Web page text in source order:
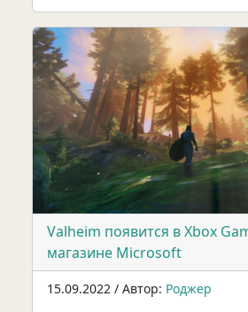
Valheim появится в Xbox
магазине Microsoft
15.09.2022 / Автор: Роджер